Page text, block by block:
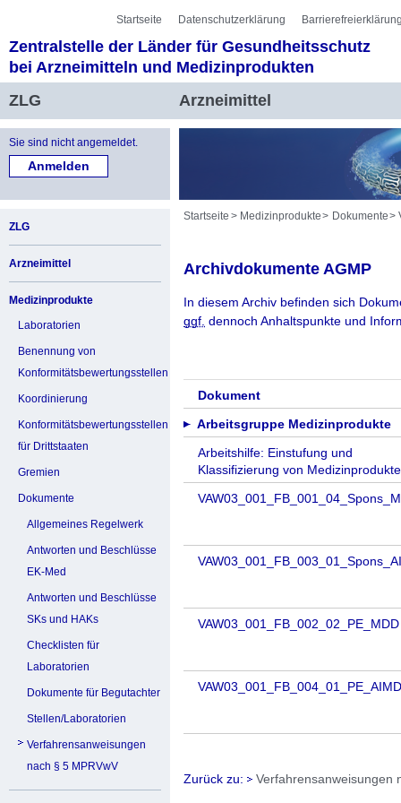
Sprung zur Servicenavigation
Sprung zur Hauptnavigation
Sprung zur Unternavigation
Sprung zur Suche
Sprung zum Inhalt
Sprung zum Fußbereich
Startseite Datenschutzerklärung
Zentralstelle der Länder für Gesundheitsschutz
bei Arzneimitteln und Medizinprodukten
ZLG
Arzneimittel
Sie sind nicht angemeldet.
ZLG
Arzneimittel
Medizinprodukte
Laboratorien
Benennung von
Konformitätsbewertungsstellen
Koordinierung
Konformitätsbewertungsstellen
für Drittstaaten
Gremien
Dokumente
Allgemeines Regelwerk
Antworten und Beschlüsse
EK-Med
Antworten und Beschlüsse
SKs und HAKs
Checklisten für
Laboratorien
Dokumente für Begutachter
Stellen/Laboratorien
Verfahrensanweisungen
nach § 5 MPRVwV
Startseite Medizinprodukte Dokumente
Archivdokumente AGMP
In diesem Archiv befinden sich
ggf. dennoch Anhaltspunkte und
Dokument
Arbeitsgruppe Medizinprodukte
Arbeitshilfe: Einstufung und
Klassifizierung von
VAW03_001_FB_002_02_PE_MDD
VAW03_001_FB_004_01_PE_AIMD
Zurück zu: Verfahrensanweisungen